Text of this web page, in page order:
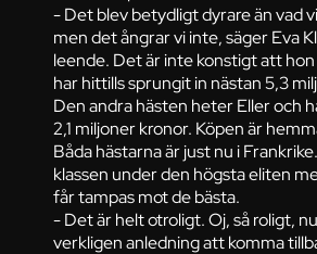
- Det blev betydligt dyrare än vad
men det ångrar vi inte, säger Eva
leende. Det är inte konstigt att
har hittills sprungit in nästan 5,3
Den andra hästen heter Eller och
2,1 miljoner kronor. Köpen är
Båda hästarna är just nu i
klassen under den högsta eliten
får tampas mot de bästa.
- Det är helt otroligt. Oj, så roligt,
verkligen anledning att komma